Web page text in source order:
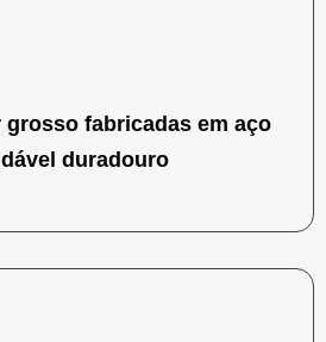
grosso fabricadas em aço
duradouro